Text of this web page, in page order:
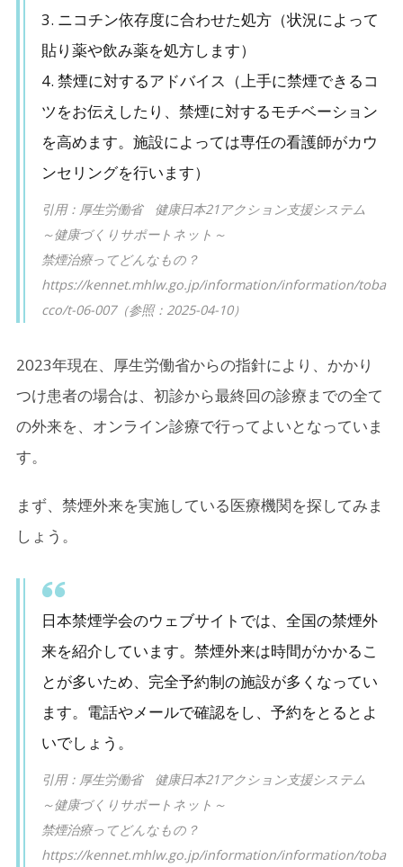
3. ニコチン依存度に合わせた処方（状況によって
貼り薬や飲み薬を処方します）
4. 禁煙に対するアドバイス（上手に禁煙できるコ
ツをお伝えしたり、禁煙に対するモチベーション
を高めます。施設によっては専任の看護師がカウ
ンセリングを行います）
引用：厚生労働省 健康日本21アクション支援システム
～健康づくりサポートネット～
禁煙治療ってどんなもの？
https://kennet.mhlw.go.jp/information/information/toba
cco/t-06-007（参照：2025-04-10）
2023年現在、厚生労働省からの指針により、かかり
つけ患者の場合は、初診から最終回の診療までの全て
の外来を、オンライン診療で行ってよいとなっていま
す。
まず、禁煙外来を実施している医療機関を探してみま
しょう。
日本禁煙学会のウェブサイトでは、全国の禁煙外
来を紹介しています。禁煙外来は時間がかかるこ
とが多いため、完全予約制の施設が多くなってい
ます。電話やメールで確認をし、予約をとるとよ
いでしょう。
引用：厚生労働省 健康日本21アクション支援システム
～健康づくりサポートネット～
禁煙治療ってどんなもの？
https://kennet.mhlw.go.jp/information/information/toba